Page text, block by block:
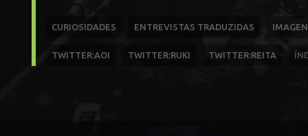
CURIOSIDADES ENTREVISTAS TRADUZIDAS
TWITTER:AOI TWITTER:RUKI TWITTER:REITA